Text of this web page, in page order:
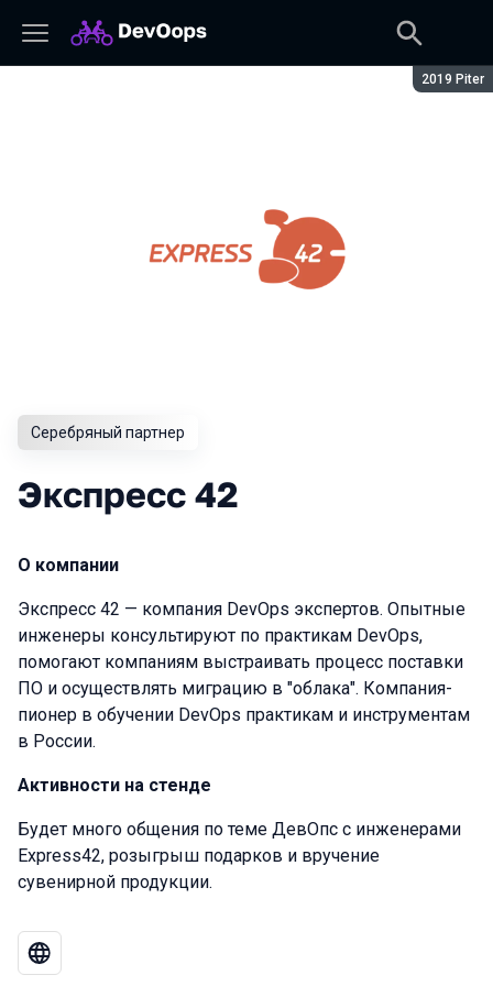
Сезон:
2019 Piter
Серебряный партнер
Экспресс 42
О компании
Экспресс 42 — компания DevOps экспертов. Опытные
инженеры консультируют по практикам DevOps,
помогают компаниям выстраивать процесс поставки
ПО и осуществлять миграцию в "облака". Компания-
пионер в обучении DevOps практикам и инструментам
в России.
Активности на стенде
Будет много общения по теме ДевОпс с инженерами
Express42, розыгрыш подарков и вручение
сувенирной продукции.